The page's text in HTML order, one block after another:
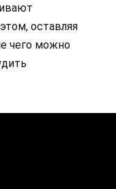
оставляя
чего можно